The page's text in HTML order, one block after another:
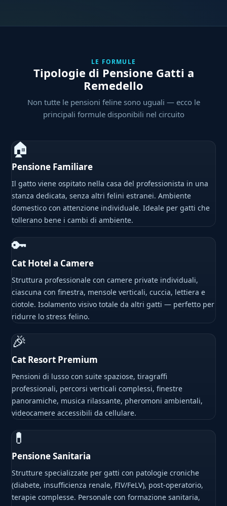
LE FORMULE
Tipologie di Pensione Gatti a
Remedello
Non tutte le pensioni feline sono uguali — ecco le
principali formule disponibili nel circuito
🏠
Pensione Familiare
Il gatto viene ospitato nella casa del professionista in una
stanza dedicata, senza altri felini estranei. Ambiente
domestico con attenzione individuale. Ideale per gatti che
tollerano bene i cambi di ambiente.
🔑
Cat Hotel a Camere
Struttura professionale con camere private individuali,
ciascuna con finestra, mensole verticali, cuccia, lettiera e
ciotole. Isolamento visivo totale da altri gatti — perfetto per
ridurre lo stress felino.
🎉
Cat Resort Premium
Pensioni di lusso con suite spaziose, tiragraffi
professionali, percorsi verticali complessi, finestre
panoramiche, musica rilassante, pheromoni ambientali,
videocamere accessibili da cellulare.
💊
Pensione Sanitaria
Strutture specializzate per gatti con patologie croniche
(diabete, insufficienza renale, FIV/FeLV), post-operatorio,
terapie complesse. Personale con formazione sanitaria,